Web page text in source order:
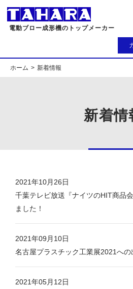
電動ブロー成形機のトップメーカー
ホーム 新着情報
新着情
2021年10月26日
千葉テレビ放送『ナイツのHIT商品
ました！
2021年09月10日
名古屋プラスチック工業展2021への
2021年05月12日